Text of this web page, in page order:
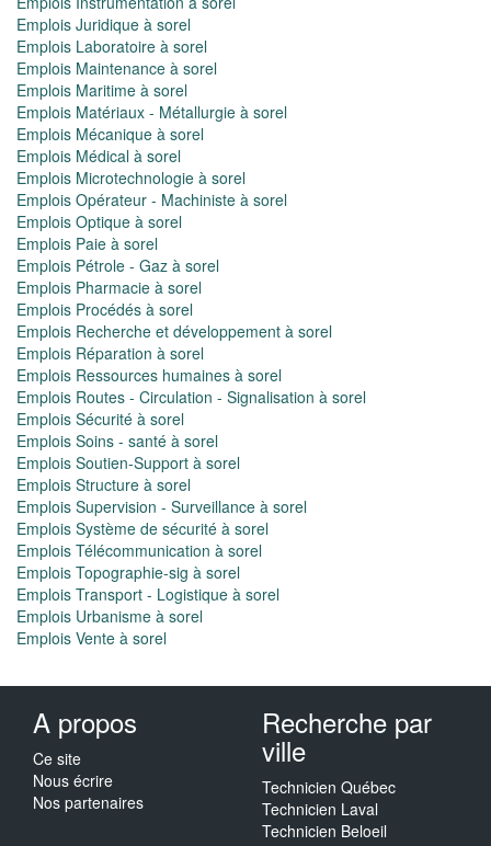
Emplois Juridique à sorel
Emplois Laboratoire à sorel
Emplois Maintenance à sorel
Emplois Maritime à sorel
Emplois Matériaux - Métallurgie à sorel
Emplois Mécanique à sorel
Emplois Médical à sorel
Emplois Microtechnologie à sorel
Emplois Opérateur - Machiniste à sorel
Emplois Optique à sorel
Emplois Paie à sorel
Emplois Pétrole - Gaz à sorel
Emplois Pharmacie à sorel
Emplois Procédés à sorel
Emplois Recherche et développement à sorel
Emplois Réparation à sorel
Emplois Ressources humaines à sorel
Emplois Routes - Circulation - Signalisation à sorel
Emplois Sécurité à sorel
Emplois Soins - santé à sorel
Emplois Soutien-Support à sorel
Emplois Structure à sorel
Emplois Supervision - Surveillance à sorel
Emplois Système de sécurité à sorel
Emplois Télécommunication à sorel
Emplois Topographie-sig à sorel
Emplois Transport - Logistique à sorel
Emplois Urbanisme à sorel
Emplois Vente à sorel
A propos
Ce site
Nous écrire
Nos partenaires
Recherche par
ville
Technicien Québec
Technicien Laval
Technicien Beloeil